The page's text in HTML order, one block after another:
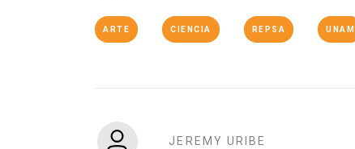
ARTE CIENCIA REPSA UNAM
JEREMY URIBE